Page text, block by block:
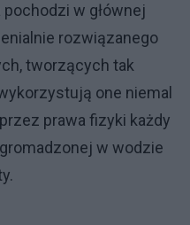
w głównej
rozwiązanego
tworzących tak
one niemal
prawa fizyki każdy
w wodzie